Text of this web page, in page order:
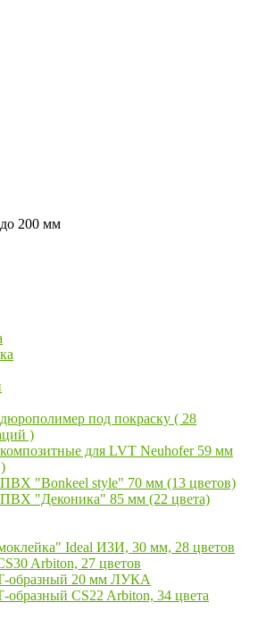
до 200 мм
под покраску ( 28
)
для LVT Neuhofer 59 мм
"Bonkeel style" 70 мм (13 цветов)
"Деконика" 85 мм (22 цвета)
Ideal ИЗИ, 30 мм, 28 цветов
Arbiton, 27 цветов
образный 20 мм ЛУКА
CS22 Arbiton, 34 цвета